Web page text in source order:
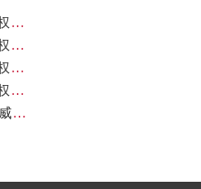
北京卡地亚官方售后服务中心｜全新服务电话及详细地址权威信息公示（2026年7月最新）
北京卡地亚官方售后服务中心｜全部网点地址与售后电话权威信息公示（2026年7月最新）
北京卡地亚官方售后服务中心｜最新热线及完整维修地址权威信息公示（2026年7月最新）
北京卡地亚官方售后服务中心｜服务热线及全部官方地址权威信息公示（2026年7月最新）
北京卡地亚官方售后服务中心｜地址及24小时服务电话权威信息公示（2026年7月最新）